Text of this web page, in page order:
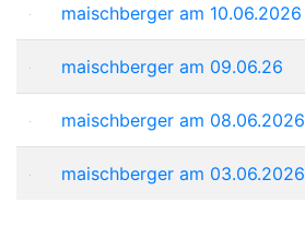
maischberger am 10.06.2026
maischberger am 09.06.26
maischberger am 08.06.2026
maischberger am 03.06.2026